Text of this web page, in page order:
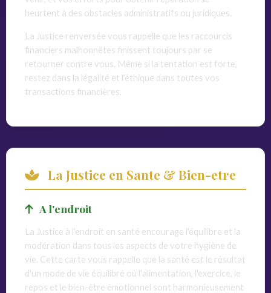
heurtent à des obstacles administratifs ou juridiques.
La Justice renversée vous rappelle que les raccourcis
financiers malhonnêtes finissent toujours par se
retourner contre vous. Même si la tentation est forte,
restez dans la légalité et l'éthique dans toutes vos
transactions financières.
La Justice en Sante & Bien-etre
A l'endroit
La Justice à l'endroit en santé encourage l'équilibre et la
modération dans tous les aspects de votre hygiène de
vie. Cette carte vous rappelle que la santé est le résultat
d'un mode de vie équilibré où l'alimentation, l'exercice, le
repos et le bien-être émotionnel sont harmonieusement